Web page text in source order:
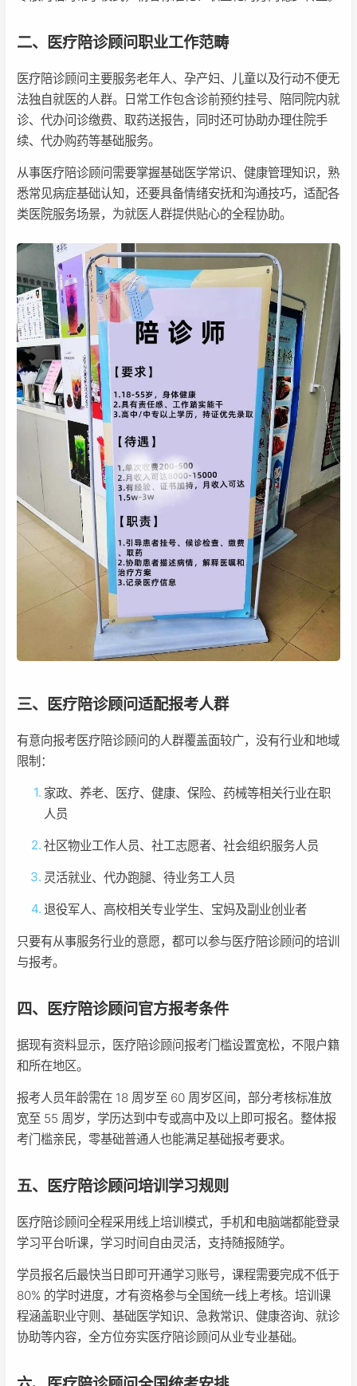
二、医疗陪诊顾问职业工作范畴
医疗陪诊顾问主要服务老年人、孕产妇、儿童以及行动不便无
法独自就医的人群。日常工作包含诊前预约挂号、陪同院内就
诊、代办问诊缴费、取药送报告，同时还可协助办理住院手
续、代办购药等基础服务。
从事医疗陪诊顾问需要掌握基础医学常识、健康管理知识，熟
悉常见病症基础认知，还要具备情绪安抚和沟通技巧，适配各
类医院服务场景，为就医人群提供贴心的全程协助。
三、医疗陪诊顾问适配报考人群
有意向报考医疗陪诊顾问的人群覆盖面较广，没有行业和地域
限制：
家政、养老、医疗、健康、保险、药械等相关行业在职
人员
社区物业工作人员、社工志愿者、社会组织服务人员
灵活就业、代办跑腿、待业务工人员
退役军人、高校相关专业学生、宝妈及副业创业者
只要有从事服务行业的意愿，都可以参与医疗陪诊顾问的培训
与报考。
四、医疗陪诊顾问官方报考条件
据现有资料显示，医疗陪诊顾问报考门槛设置宽松，不限户籍
和所在地区。
报考人员年龄需在 18 周岁至 60 周岁区间，部分考核标准放
宽至 55 周岁，学历达到中专或高中及以上即可报名。整体报
考门槛亲民，零基础普通人也能满足基础报考要求。
五、医疗陪诊顾问培训学习规则
医疗陪诊顾问全程采用线上培训模式，手机和电脑端都能登录
学习平台听课，学习时间自由灵活，支持随报随学。
学员报名后最快当日即可开通学习账号，课程需要完成不低于
80% 的学时进度，才有资格参与全国统一线上考核。培训课
程涵盖职业守则、基础医学知识、急救常识、健康咨询、就诊
协助等内容，全方位夯实医疗陪诊顾问从业专业基础。